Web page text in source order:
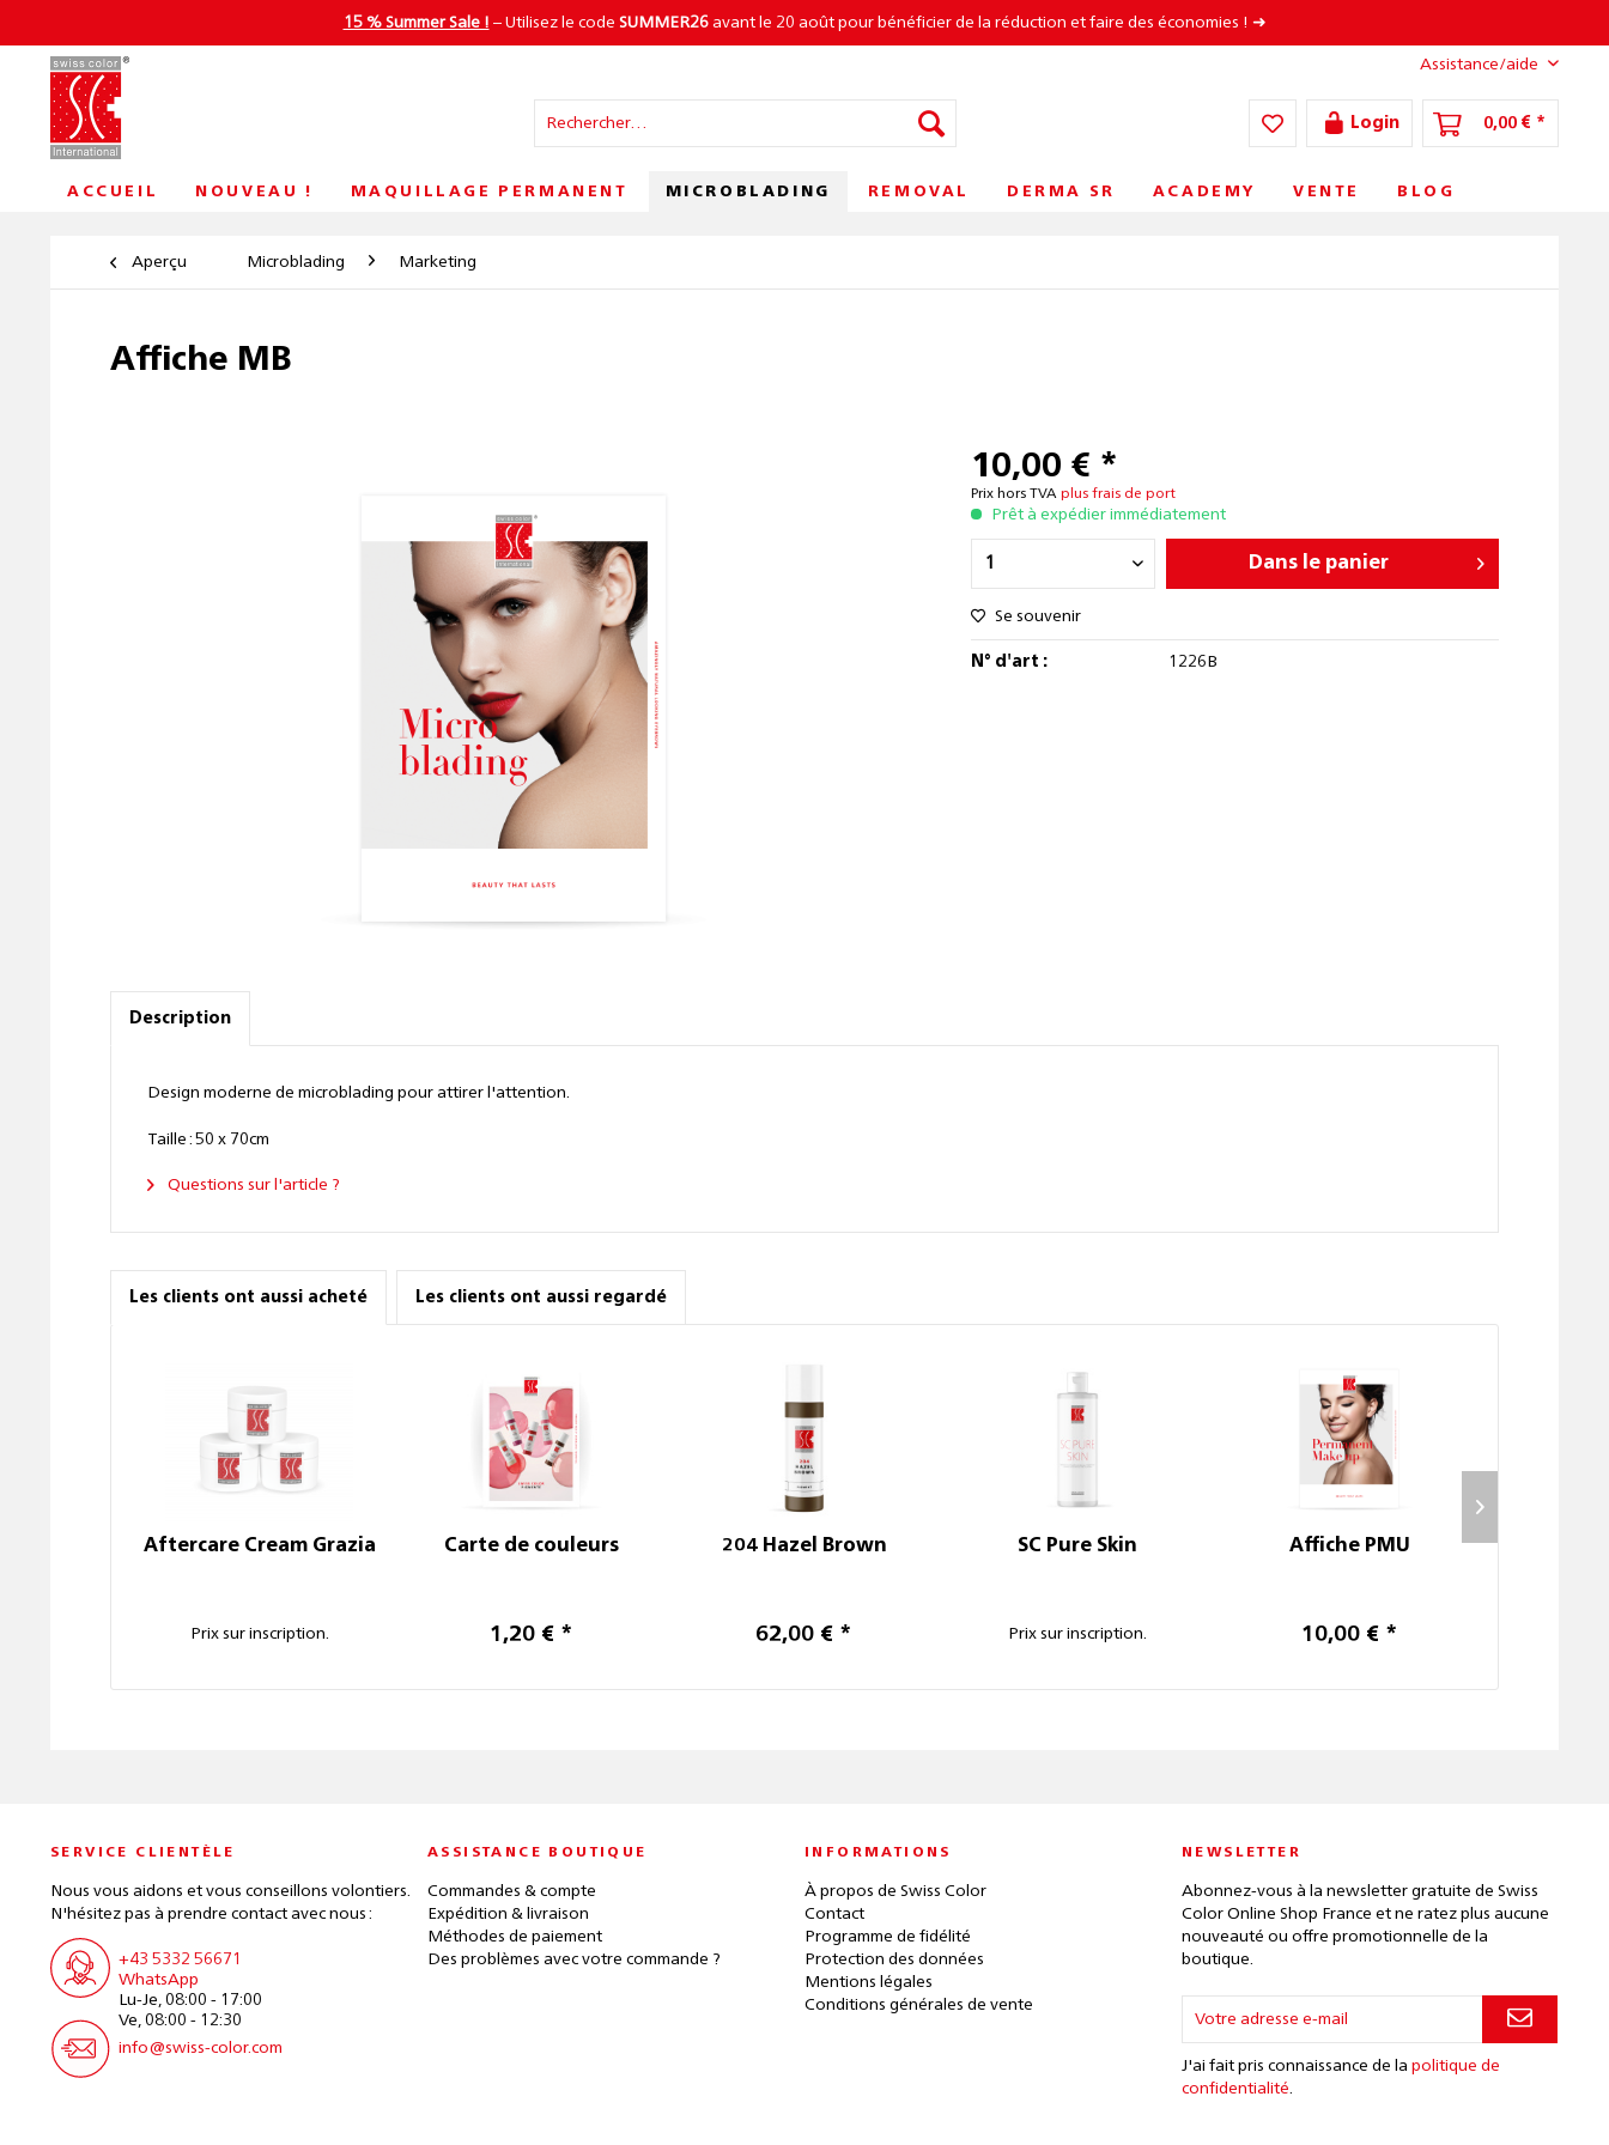
15 % Summer Sale ! – Utilisez le code SUMMER26avant le 20 août pour bénéficier de la réduction et faire des économies ! ➜
Assistance/aide
Login 0,00 € *
ACCUEIL NOUVEAU ! MAQUILLAGE PERMANENT MICROBLADING REMOVAL DERMA SR ACADEMY VENTE BLOG
Aperçu Microblading Marketing
Affiche MB
10,00 € *
Prix hors TVAplus frais de port
Prêt à expédier immédiatement
Dans le panier
Se souvenir
N° d'art : 1226B
Description
Design moderne de microblading pour attirer l'attention.
Taille : 50 x 70cm
Questions sur l'article ?
Les clients ont aussi acheté Les clients ont aussi regardé
Aftercare Cream Grazia
Prix sur inscription.
Carte de couleurs
1,20 € *
204 Hazel Brown
62,00 € *
SC Pure Skin
Prix sur inscription.
Affiche PMU
10,00 € *
SERVICE CLIENTÈLE
Nous vous aidons et vous conseillons volontiers.
N'hésitez pas à prendre contact avec nous :
+43 5332 56671
WhatsApp
Lu-Je, 08:00 - 17:00
Ve, 08:00 - 12:30
info@swiss-color.com
ASSISTANCE BOUTIQUE
Commandes & compte
Expédition & livraison
Méthodes de paiement
Des problèmes avec votre commande ?
INFORMATIONS
À propos de Swiss Color
Contact
Programme de fidélité
Protection des données
Mentions légales
Conditions générales de vente
NEWSLETTER
Abonnez-vous à la newsletter gratuite de Swiss
Color Online Shop France et ne ratez plus aucune
nouveauté ou offre promotionnelle de la
boutique.
J'ai fait pris connaissance de la politique de
confidentialité.